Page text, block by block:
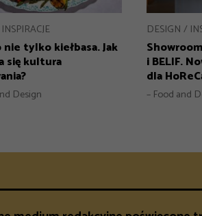
INSPIRACJE
tylko kiełbasa. Jak
się kultura
Design
DESIGN
i BELIF.
dla
– Food and